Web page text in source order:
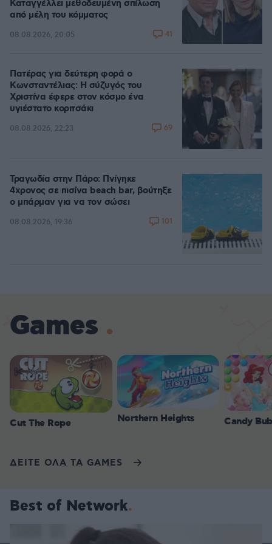
Καταγγέλλει μεθοδευμένη σπίλωση
από μέλη του κόμματος
08.08.2026, 20:05 41
Πατέρας για δεύτερη φορά ο
Κωνσταντέλιας: Η σύζυγός του
Χριστίνα έφερε στον κόσμο ένα
υγιέστατο κοριτσάκι
08.08.2026, 22:23 69
Τραγωδία στην Πάρο: Πνίγηκε
4χρονος σε πισίνα beach bar, βούτηξε
ο μπάρμαν για να τον σώσει
08.08.2026, 19:36 101
Games
Cut The Rope Northern Heights Candy
ΔΕΙΤΕ ΟΛΑ ΤΑ GAMES
Best of Network